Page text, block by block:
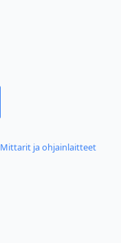
Mittarit ja ohjainlaitteet